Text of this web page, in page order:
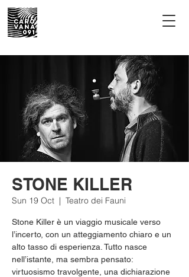
STONE KILLER
Sun 19 Oct
  |
Teatro dei Fauni
Stone Killer è un viaggio musicale verso
l’incerto, con un atteggiamento chiaro e un
alto tasso di esperienza. Tutto nasce
nell’istante, ma sembra pensato:
virtuosismo travolgente, una dichiarazione